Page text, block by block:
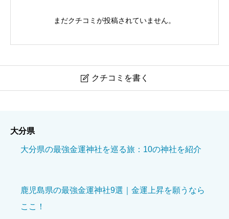
まだクチコミが投稿されていません。
 クチコミを書く
大分県
大分県の最強金運神社を巡る旅：10の神社を紹介
鹿児島県の最強金運神社9選｜金運上昇を願うなら
ここ！